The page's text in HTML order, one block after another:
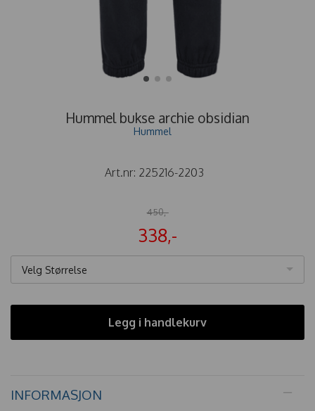
Hummel bukse archie obsidian
Hummel
Art.nr: 225216-2203
450,-
338,-
Velg Størrelse
Legg i handlekurv
INFORMASJON